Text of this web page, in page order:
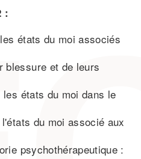
:
états du moi associés
blessure et de leurs
états du moi dans le
du moi associé aux
psychothérapeutique :